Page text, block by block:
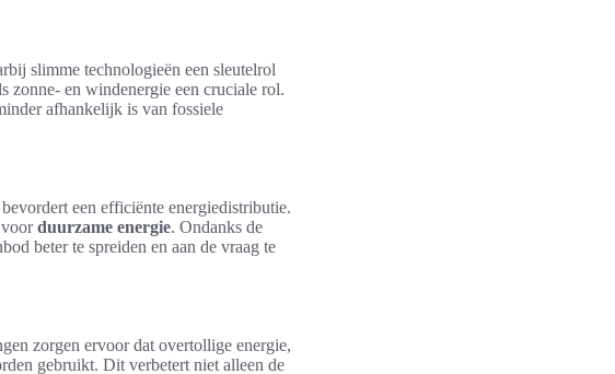
slimme technologieën een sleutelrol
zonne- en windenergie een cruciale rol.
afhankelijk is van fossiele
een efficiënte energiedistributie.
voorduurzame energie. Ondanks de
beter te spreiden en aan de vraag te
zorgen ervoor dat overtollige energie,
gebruikt. Dit verbetert niet alleen de